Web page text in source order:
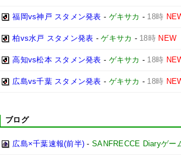
福岡vs神戸 スタメン発表 - ゲキサカ - 18時
柏vs水戸 スタメン発表 -ゲキサカ - 18時 NEW
高知vs松本 スタメン発表 - ゲキサカ - 18時
広島vs千葉 スタメン発表 - ゲキサカ - 18時
ブログ
広島×千葉速報(前半) -SANFRECCE Diaryゲー